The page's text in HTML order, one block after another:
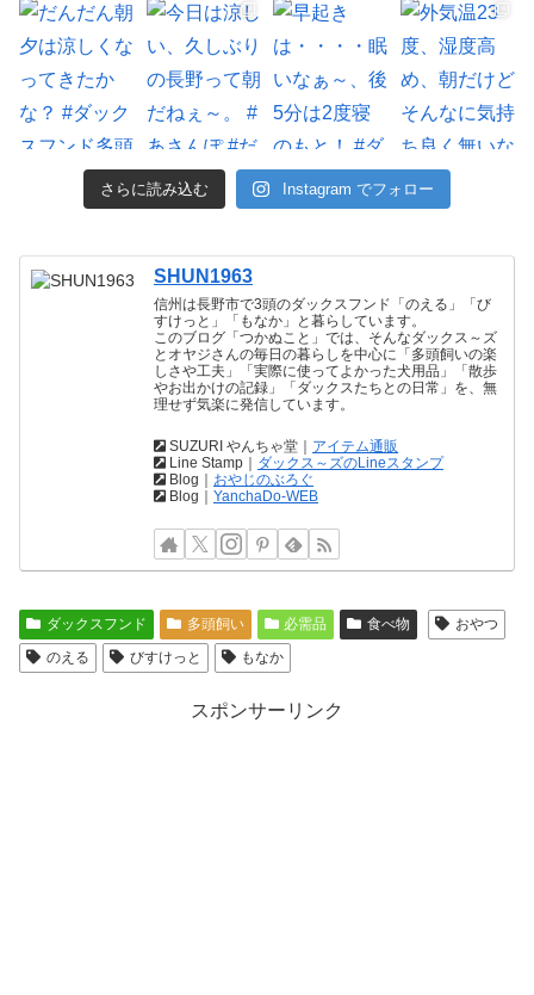
さらに読み込む Instagram でフォロー
SHUN1963
信州は長野市で3頭のダックスフンド「のえる」「び
すけっと」「もなか」と暮らしています。
このブログ「つかぬこと」では、そんなダックス～ズ
とオヤジさんの毎日の暮らしを中心に「多頭飼いの楽
しさや工夫」「実際に使ってよかった犬用品」「散歩
やお出かけの記録」「ダックスたちとの日常」を、無
理せず気楽に発信しています。
SUZURI やんちゃ堂｜ アイテム通販
Line Stamp｜ ダックス～ズのLineスタンプ
Blog｜ おやじのぶろぐ
Blog｜YanchaDo-WEB
ダックスフンド 多頭飼い 必需品 食べ物
おやつ
のえる
びすけっと もなか
スポンサーリンク